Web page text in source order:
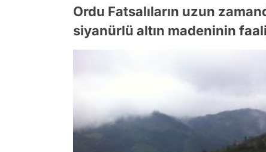
Ordu Fatsalıların uzun
siyanürlü altın madeninin